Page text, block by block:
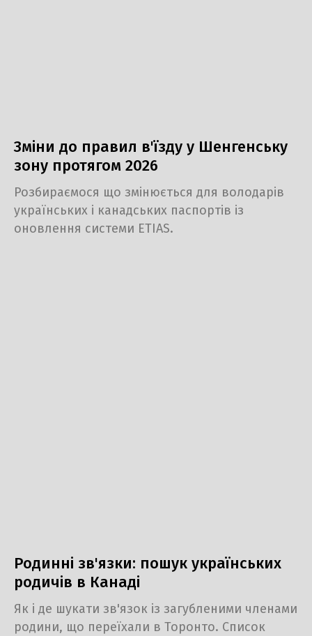
Зміни до правил в'їзду у Шенгенську
зону протягом 2026
Розбираємося що змінюється для володарів
українських і канадських паспортів із
оновлення системи ETIAS.
Родинні зв'язки: пошук українських
родичів в Канаді
Як і де шукати зв'язок із загубленими членами
родини, що переїхали в Торонто. Список